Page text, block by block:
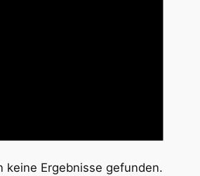
keine Ergebnisse gefunden.